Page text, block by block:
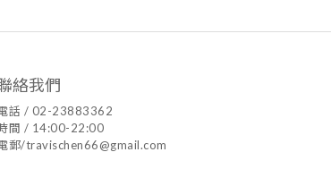
絡我們
話 / 02-23883362
間 / 14:00-22:00
郵/travischen66@gmail.com